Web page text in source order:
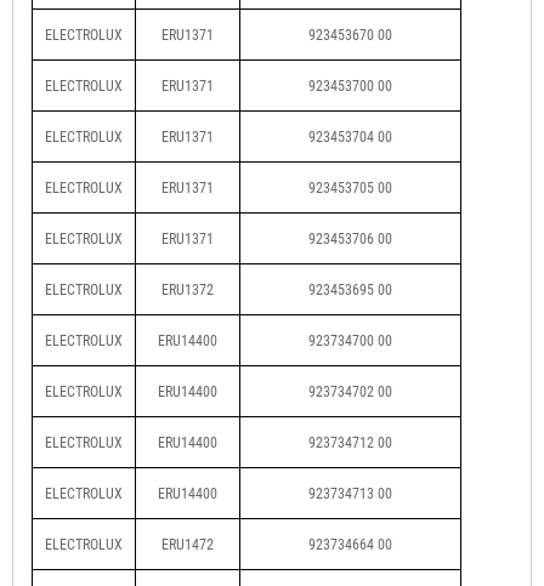
ELECTROLUX ERU1371 923453670 00
ELECTROLUX ERU1371 923453700 00
ELECTROLUX ERU1371 923453704 00
ELECTROLUX ERU1371 923453705 00
ELECTROLUX ERU1371 923453706 00
ELECTROLUX ERU1372 923453695 00
ELECTROLUX ERU14400 923734700 00
ELECTROLUX ERU14400 923734702 00
ELECTROLUX ERU14400 923734712 00
ELECTROLUX ERU14400 923734713 00
ELECTROLUX ERU1472 923734664 00